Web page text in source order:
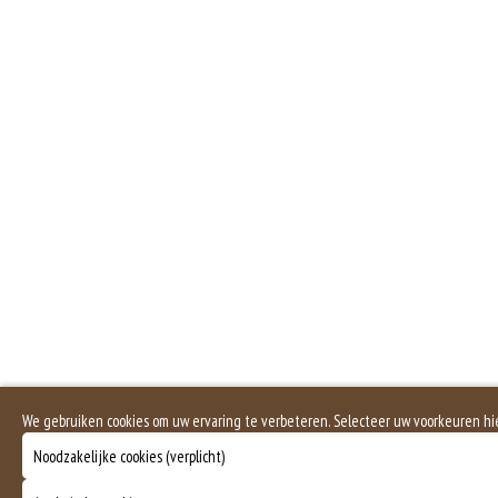
We gebruiken cookies om uw ervaring te verbeteren. Selecteer uw voorkeuren
Noodzakelijke cookies (verplicht)